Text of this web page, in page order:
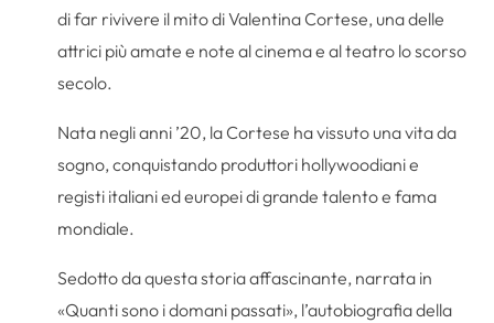
di far rivivere il mito di Valentina Cortese, una delle
attrici più amate e note al cinema e al teatro lo scorso
secolo.
Nata negli anni ’20, la Cortese ha vissuto una vita da
sogno, conquistando produttori hollywoodiani e
registi italiani ed europei di grande talento e fama
mondiale.
Sedotto da questa storia affascinante, narrata in
«Quanti sono i domani passati», l’autobiografia della